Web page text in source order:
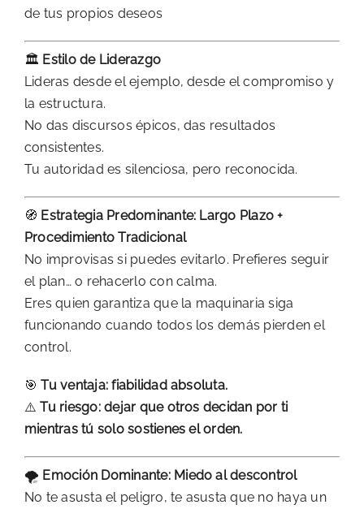
de tus propios deseos
🏛️ Estilo de Liderazgo
Lideras desde el ejemplo, desde el compromiso y
la estructura.
No das discursos épicos, das resultados
consistentes.
Tu autoridad es silenciosa, pero reconocida.
🧭 Estrategia Predominante: Largo Plazo +
Procedimiento Tradicional
No improvisas si puedes evitarlo. Prefieres seguir
el plan… o rehacerlo con calma.
Eres quien garantiza que la maquinaria siga
funcionando cuando todos los demás pierden el
control.
🎯Tu ventaja: fiabilidad absoluta.
⚠️Tu riesgo: dejar que otros decidan por ti
mientras tú solo sostienes el orden.
🌪️ Emoción Dominante: Miedo al descontrol
No te asusta el peligro, te asusta que no haya un